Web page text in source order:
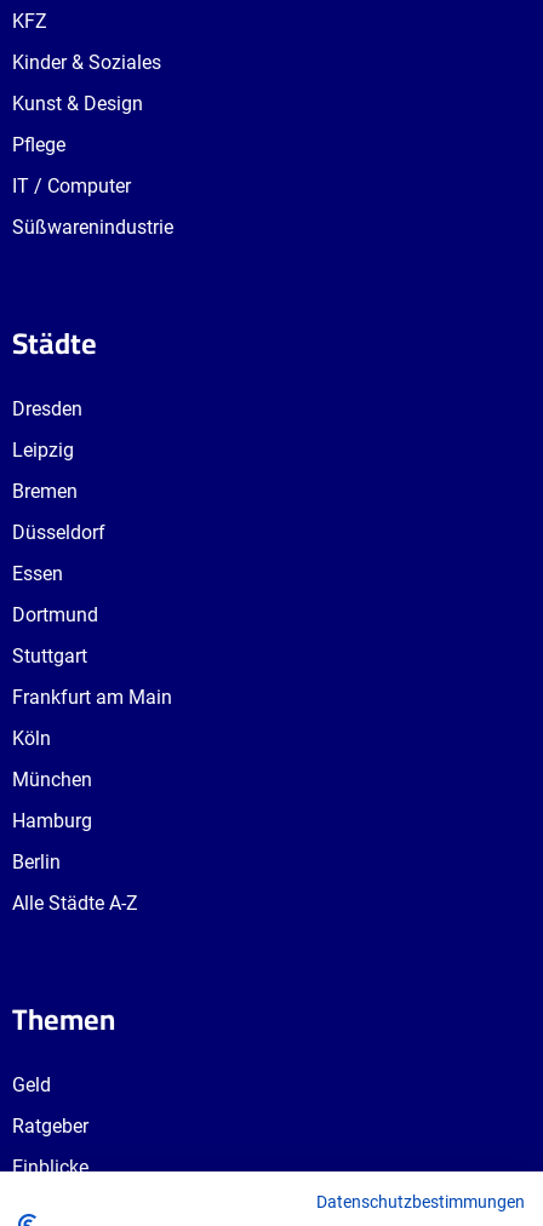
KFZ
Kinder & Soziales
Kunst & Design
Pflege
IT / Computer
Süßwarenindustrie
Städte
Dresden
Leipzig
Bremen
Düsseldorf
Essen
Dortmund
Stuttgart
Frankfurt am Main
Köln
München
Hamburg
Berlin
Alle Städte A-Z
Themen
Geld
Ratgeber
Einblicke
Ausbildungswege
Datenschutzbestimmungen